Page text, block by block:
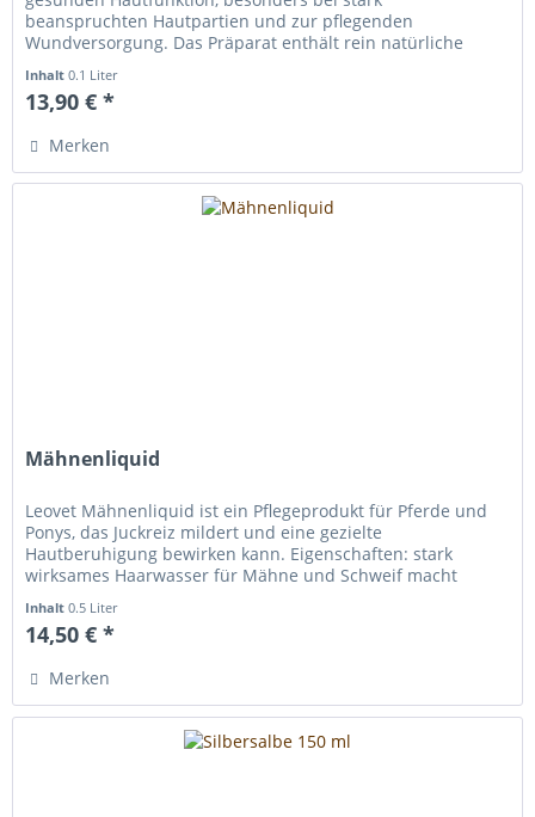
beanspruchten Hautpartien und zur pflegenden
Wundversorgung. Das Präparat enthält rein natürliche
Inhalt0.1 Liter
13,90 € *
Merken
Mähnenliquid
Leovet Mähnenliquid ist ein Pflegeprodukt für Pferde und
Ponys, das Juckreiz mildert und eine gezielte
Hautberuhigung bewirken kann. Eigenschaften: stark
wirksames Haarwasser für Mähne und Schweif macht
Inhalt0.5 Liter
14,50 € *
Merken